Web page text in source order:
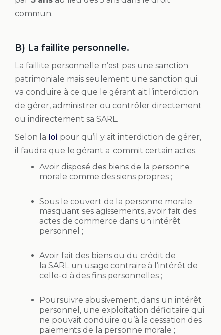
commun.
B) La faillite personnelle.
La faillite personnelle n’est pas une sanction
patrimoniale mais seulement une sanction qui
va conduire à ce que le gérant ait l’interdiction
de gérer, administrer ou contrôler directement
ou indirectement sa SARL.
Selon la loi pour qu’il y ait interdiction de gérer,
il faudra que le gérant ai commit certain actes.
Avoir disposé des biens de la personne
morale comme des siens propres ;
Sous le couvert de la personne morale
masquant ses agissements, avoir fait des
actes de commerce dans un intérêt
personnel ;
Avoir fait des biens ou du crédit de
la SARL un usage contraire à l’intérêt de
celle-ci à des fins personnelles ;
Poursuivre abusivement, dans un intérêt
personnel, une exploitation déficitaire qui
ne pouvait conduire qu’à la cessation des
paiements de la personne morale ;